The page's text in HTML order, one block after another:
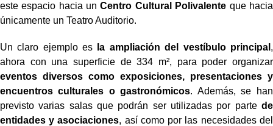
este espacio hacia unCentro Cultural Polivalente que hacia
únicamente un Teatro Auditorio.
Un claro ejemplo es la ampliación del vestíbulo principal ,
ahora con una superficie de 334 m², para poder organizar
eventos diversos como exposiciones, presentaciones y
encuentros culturales o gastronómicos. Además, se han
previsto varias salas que podrán ser utilizadas por parte de
entidades y asociaciones, así como por las necesidades del